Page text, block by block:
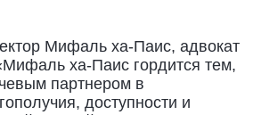
Мифаль ха-Паис, адвокат
ха-Паис гордится тем,
партнером в
доступности и